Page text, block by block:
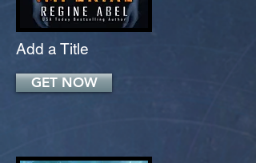
Add a Title
GET NOW